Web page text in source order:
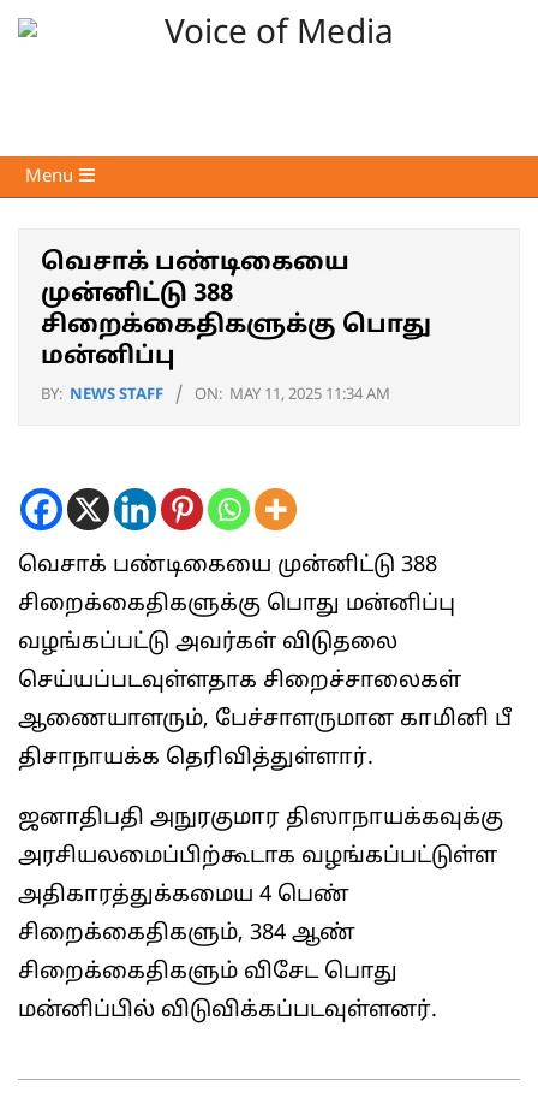
Skip
Voice
of
Primary
Navigation
Menu
வெசாக் பண்டிகையை
முன்னிட்டு 388
சிறைக்கைதிகளுக்கு பொது
மன்னிப்பு
BY: NEWS STAFF ON: MAY 11, 2025 11:34 AM
வெசாக் பண்டிகையை முன்னிட்டு 388
சிறைக்கைதிகளுக்கு பொது மன்னிப்பு
வழங்கப்பட்டு அவர்கள் விடுதலை
செய்யப்படவுள்ளதாக சிறைச்சாலைகள்
ஆணையாளரும், பேச்சாளருமான காமினி பீ
திசாநாயக்க தெரிவித்துள்ளார்.
ஜனாதிபதி அநுரகுமார திஸாநாயக்கவுக்கு
அரசியலமைப்பிற்கூடாக வழங்கப்பட்டுள்ள
அதிகாரத்துக்கமைய 4 பெண்
சிறைக்கைதிகளும், 384 ஆண்
சிறைக்கைதிகளும் விசேட பொது
மன்னிப்பில் விடுவிக்கப்படவுள்ளனர்.